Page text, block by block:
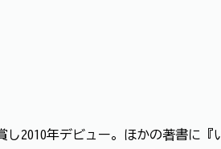
2010年デビュー。ほかの著書に『